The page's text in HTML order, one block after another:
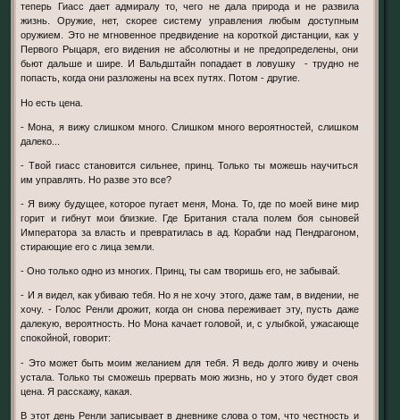
теперь Гиасс дает адмиралу то, чего не дала природа и не развила
жизнь. Оружие, нет, скорее систему управления любым доступным
оружием. Это не мгновенное предвидение на короткой дистанции, как у
Первого Рыцаря, его видения не абсолютны и не предопределены, они
бьют дальше и шире. И Вальдштайн попадает в ловушку - трудно не
попасть, когда они разложены на всех путях. Потом - другие.
Но есть цена.
- Мона, я вижу слишком много. Слишком много вероятностей, слишком
далеко...
- Твой гиасс становится сильнее, принц. Только ты можешь научиться
им управлять. Но разве это все?
- Я вижу будущее, которое пугает меня, Мона. То, где по моей вине мир
горит и гибнут мои близкие. Где Британия стала полем боя сыновей
Императора за власть и превратилась в ад. Корабли над Пендрагоном,
стирающие его с лица земли.
- Оно только одно из многих. Принц, ты сам творишь его, не забывай.
- И я видел, как убиваю тебя. Но я не хочу этого, даже там, в видении, не
хочу. - Голос Ренли дрожит, когда он снова переживает эту, пусть даже
далекую, вероятность. Но Мона качает головой, и, с улыбкой, ужасающе
спокойной, говорит:
- Это может быть моим желанием для тебя. Я ведь долго живу и очень
устала. Только ты сможешь прервать мою жизнь, но у этого будет своя
цена. Я расскажу, какая.
В этот день Ренли записывает в дневнике слова о том, что честность и